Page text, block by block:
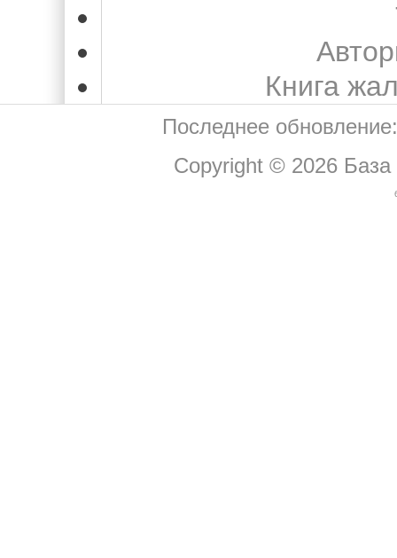
Книга
Последнее
Copyright © 2026 База